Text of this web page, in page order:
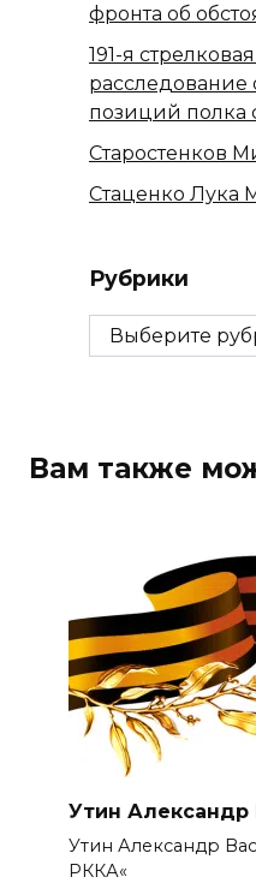
фронта об
191-я
позиций полка
Старостенков
Стаценко Лука
Рубрики
Рубрики
Вам также
Утин Александр
Утин Александр
РККА«